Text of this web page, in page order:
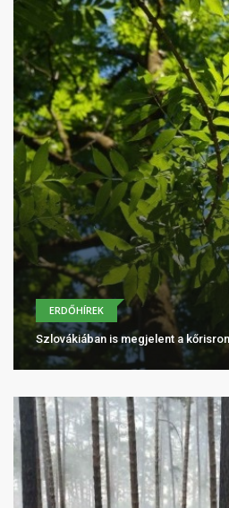
ERDŐHÍREK
Szlovákiában is megjelent a